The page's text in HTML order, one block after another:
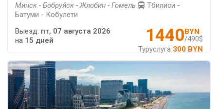
Минск - Бобруйск - Жлобин - Гомель
Тбилиси -
Батуми - Кобулети
1440BYN
/490$
Туруслуга 300 BYN
Выезд: пт, 07 августа 2026
на 15 дней